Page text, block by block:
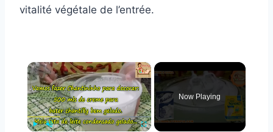
vitalité végétale de l’entrée.
×
Now Playing